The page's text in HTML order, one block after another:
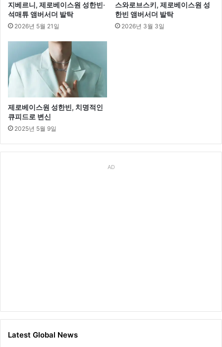
지베르니, 제로베이스원 성한빈·
석매튜 앰버서더 발탁
2026년 5월 21일
스와로브스키, 제로베이스원 성
한빈 앰버서더 발탁
2026년 3월 3일
제로베이스원 성한빈, 치명적인
큐피드로 변신
2025년 5월 9일
AD
Latest Global News